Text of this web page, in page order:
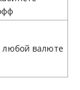
любой валюте